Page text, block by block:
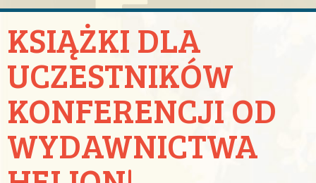
KSIĄŻKI DLA
UCZESTNIKÓW
KONFERENCJI OD
WYDAWNICTWA